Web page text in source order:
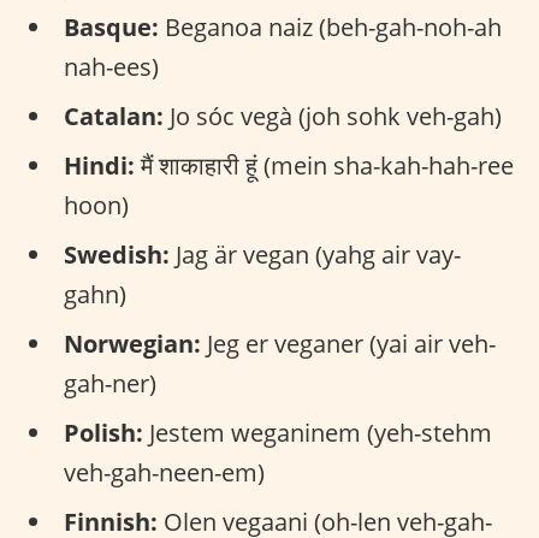
Basque: Beganoa naiz (beh-gah-noh-ah
nah-ees)
Catalan: Jo sóc vegà (joh sohk veh-gah)
Hindi:मैं शाकाहारी हूं (mein sha-kah-hah-ree
hoon)
Swedish: Jag är vegan (yahg air vay-
gahn)
Norwegian: Jeg er veganer (yai air veh-
gah-ner)
Polish: Jestem weganinem (yeh-stehm
veh-gah-neen-em)
Finnish: Olen vegaani (oh-len veh-gah-